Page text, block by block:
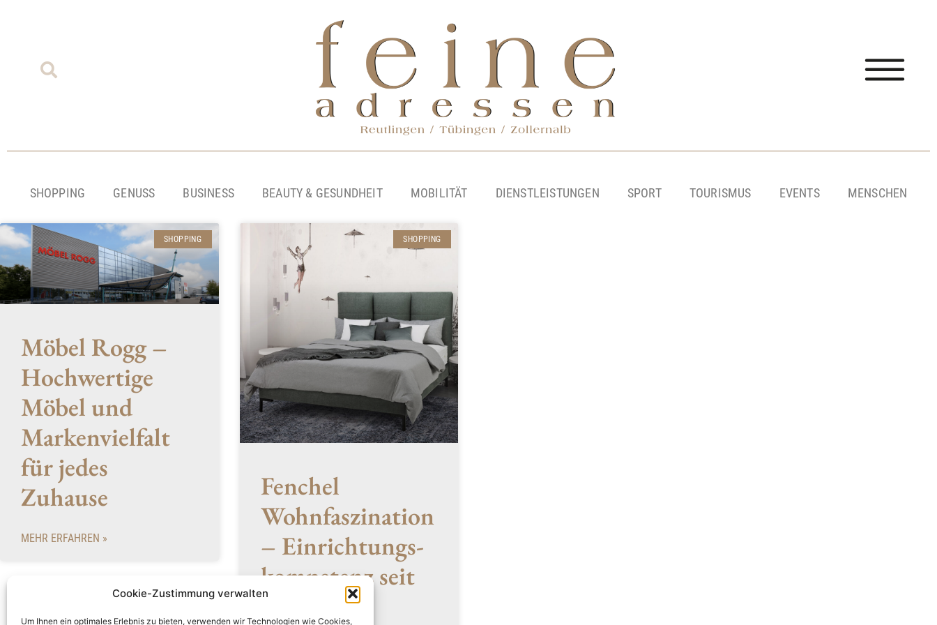
Cookie-Zustimmung verwalten
Um Ihnen ein optimales Erlebnis zu bieten, verwenden wir Technologien wie Cookies,
SHOPPING GENUSS BUSINESS BEAUTY & GESUNDHEIT MOBILITÄT DIENSTLEISTUNGEN SPORT TOURISMUS EVENTS MENSCHEN
SHOPPING
Möbel Rogg –
Hochwertige
Möbel und
Markenvielfalt
für jedes
Zuhause
MEHR ERFAHREN »
SHOPPING
Fenchel
Wohnfaszination
– Einrichtungs­
kompetenz seit
1902